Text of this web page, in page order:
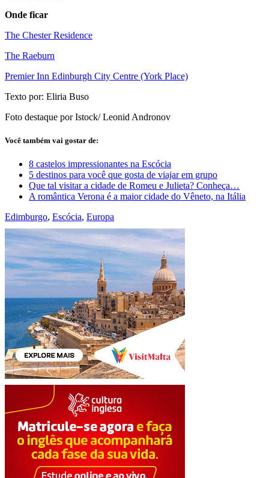
Onde ficar
The Chester Residence
The Raeburn
Premier Inn Edinburgh City Centre (York Place)
Texto por: Eliria Buso
Foto destaque por Istock/ Leonid Andronov
Você também vai gostar de:
8 castelos impressionantes na Escócia
5 destinos para você que gosta de viajar em grupo
Que tal visitar a cidade de Romeu e Julieta? Conheça…
A romântica Verona é a maior cidade do Vêneto, na Itália
Edimburgo, Escócia, Europa